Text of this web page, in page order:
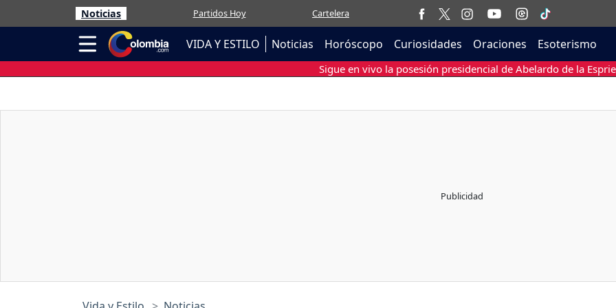
Noticias Partidos Hoy Cartelera
VIDA Y ESTILO Noticias Horóscopo Curiosidades Oraciones Esoterismo
Sigue en vivo la posesión presidencial de Abelardo de la